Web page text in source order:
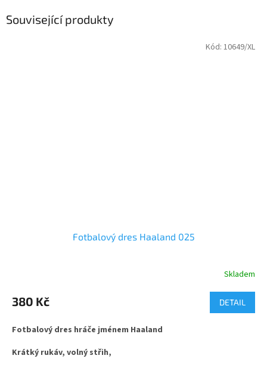
Související produkty
Fotbalový dres Haaland 025
produktu
je
z
hvězdiček.
Skladem
380 Kč DETAIL
Fotbalový dres hráče jménem Haaland
Krátký rukáv, volný střih,
Kód: 10649/XL